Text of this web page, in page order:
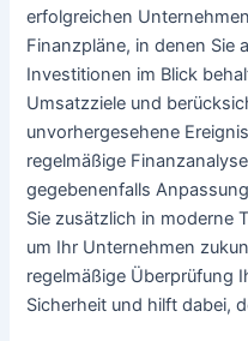
erfolgreichen
Finanzpläne, in denen Sie
Investitionen im Blick
Umsatzziele und
unvorhergesehene
regelmäßige
gegebenenfalls
Sie zusätzlich in moderne
um Ihr Unternehmen
regelmäßige Überprüfung
Sicherheit und hilft dabei,